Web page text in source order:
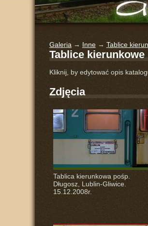
Galeria → Inne→ Tablice
Tablice kierunkowe
Kliknij, by edytować opis
Zdjęcia
Tablica kierunkowa pośp.
Długosz, Lublin-Gliwice.
15.12.2008r.